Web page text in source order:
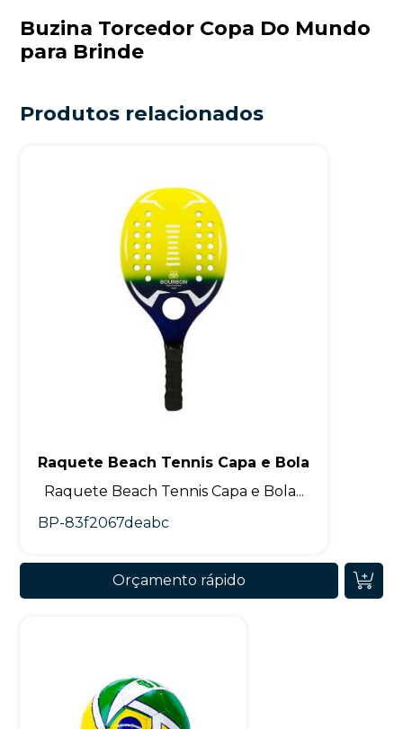
Buzina Torcedor Copa Do Mundo
para Brinde
Produtos relacionados
Raquete Beach Tennis Capa e Bola
Raquete Beach Tennis Capa e Bola...
BP-83f2067deabc
Orçamento rápido